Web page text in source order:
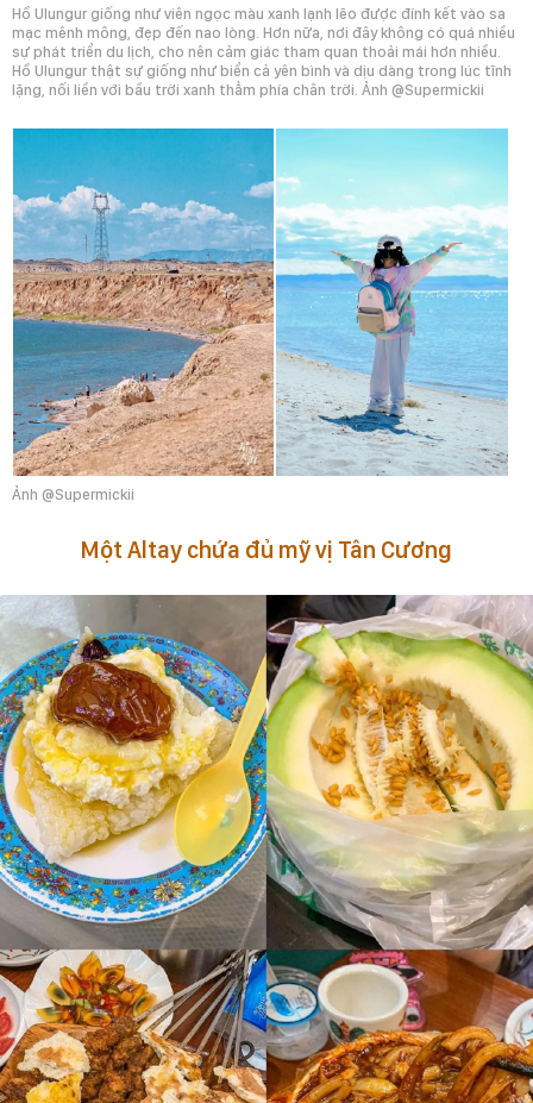
Hồ Ulungur giống như viên ngọc màu xanh lạnh lẽo được đính kết vào sa
mạc mênh mông, đẹp đến nao lòng. Hơn nữa, nơi đây không có quá nhiều
sự phát triển du lịch, cho nên cảm giác tham quan thoải mái hơn nhiều.
Hồ Ulungur thật sự giống như biển cả yên bình và dịu dàng trong lúc tĩnh
lặng, nối liền với bầu trời xanh thẳm phía chân trời. Ảnh @Supermickii
Ảnh @Supermickii
Một Altay chứa đủ mỹ vị Tân Cương